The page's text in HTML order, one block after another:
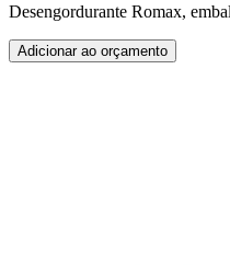
Desengordurante Romax,
Adicionar ao orçamento